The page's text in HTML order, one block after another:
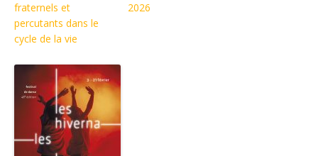
fraternels et
percutants dans le
cycle de la vie
2026